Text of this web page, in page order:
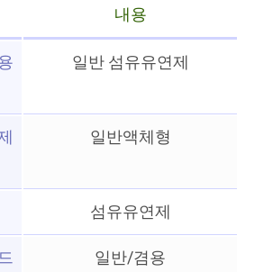
내용
일반 섬유유연제
일반액체형
섬유유연제
일반/겸용